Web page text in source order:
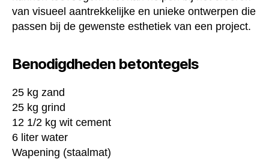
van visueel aantrekkelijke en unieke ontwerpen die
passen bij de gewenste esthetiek van een project.
Benodigdheden betontegels
25 kg zand
25 kg grind
12 1/2 kg wit cement
6 liter water
Wapening (staalmat)